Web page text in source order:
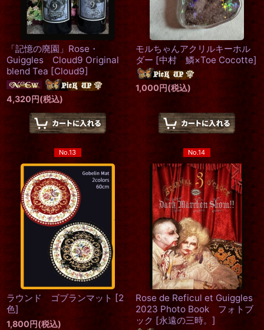
「記憶の廃園」Rose・
Guiggles Cloud9 Original
blend Tea [Cloud9]
4,320円(税込)
モルちゃんアクリルキーホル
ダー [中村 鱗×Toe Cocotte]
1,000円(税込)
No.13
ラウンド ゴブランマット [2
色]
1,800 円(税込)
No.14
Rose de Reficul et Guiggles
2023 Photo Book フォトブ
ック [永遠の三時。 ]